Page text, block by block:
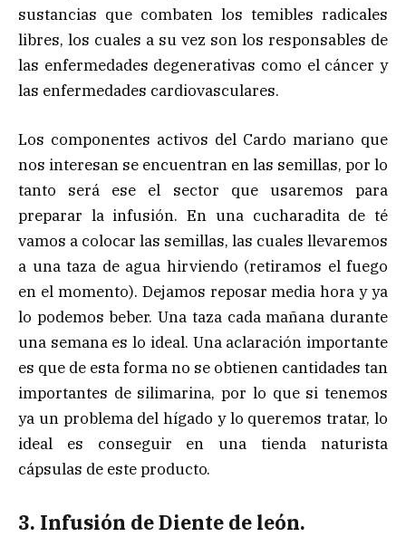
sustancias que combaten los temibles radicales
libres, los cuales a su vez son los responsables de
las enfermedades degenerativas como el cáncer y
las enfermedades cardiovasculares.
Los componentes activos del Cardo mariano que
nos interesan se encuentran en las semillas, por lo
tanto será ese el sector que usaremos para
preparar la infusión. En una cucharadita de té
vamos a colocar las semillas, las cuales llevaremos
a una taza de agua hirviendo (retiramos el fuego
en el momento). Dejamos reposar media hora y ya
lo podemos beber. Una taza cada mañana durante
una semana es lo ideal. Una aclaración importante
es que de esta forma no se obtienen cantidades tan
importantes de silimarina, por lo que si tenemos
ya un problema del hígado y lo queremos tratar, lo
ideal es conseguir en una tienda naturista
cápsulas de este producto.
3. Infusión de Diente de león.